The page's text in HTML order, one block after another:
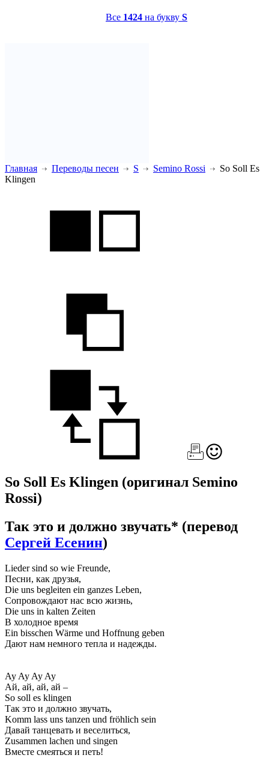
Все 1424 на букву S
Главная Переводы песен S Semino Rossi
So Soll Es
Klingen
So Soll Es Klingen (оригинал Semino
Rossi)
Так это и должно звучать* (перевод
Сергей Есенин)
Lieder sind so wie Freunde,
Песни, как друзья,
Die uns begleiten ein ganzes Leben,
Сопровождают нас всю жизнь,
Die uns in kalten Zeiten
В холодное время
Ein bisschen Wärme und Hoffnung geben
Дают нам немного тепла и надежды.
Ay Ay Ay Ay
Ай, ай, ай, ай –
So soll es klingen
Так это и должно звучать,
Komm lass uns tanzen und fröhlich sein
Давай танцевать и веселиться,
Zusammen lachen und singen
Вместе смеяться и петь!